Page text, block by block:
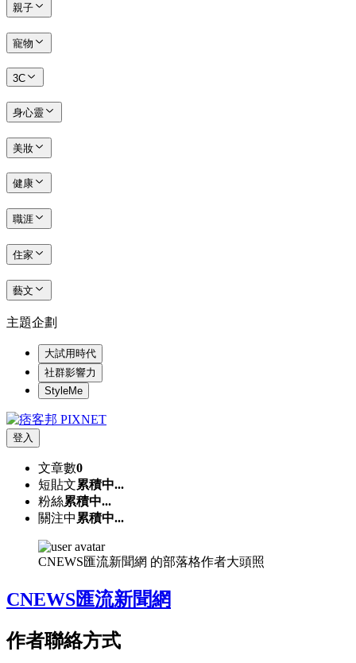
親子
寵物
3C
身心靈
美妝
健康
職涯
住家
藝文
主題企劃
大試用時代
社群影響力
StyleMe
登入
文章數0
短貼文累積中...
粉絲累積中...
關注中 累積中...
CNEWS匯流新聞網 的部落格作者大頭照
CNEWS匯流新聞網
作者聯絡方式